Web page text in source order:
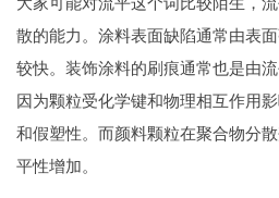
大家可能对流平这个词比较陌生，
散的能力。涂料表面缺陷通常由表
较快。装饰涂料的刷痕通常也是由
因为颗粒受化学键和物理相互作用
和假塑性。而颜料颗粒在聚合物分
平性增加。